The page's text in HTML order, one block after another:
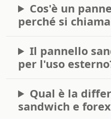
Cos'è un
perché si
Il pannello
per l'uso
Qual è la
sandwich e